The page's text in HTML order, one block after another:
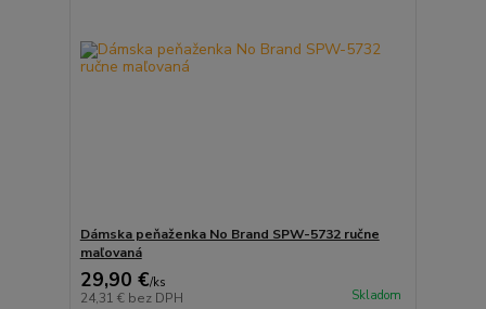
Dámska peňaženka No Brand SPW-5732 ručne
maľovaná
29,90 €/ks
24,31 € bez DPH Skladom